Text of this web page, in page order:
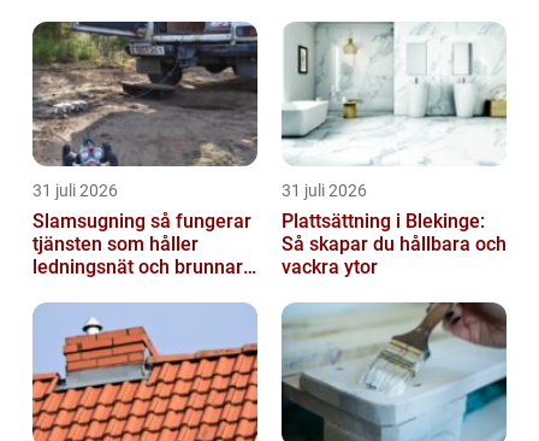
31 juli 2026
Slamsugning så fungerar
tjänsten som håller
ledningsnät och brunnar i
31 juli 2026
Plattsättning i Blekinge:
Så skapar du hållbara och
vackra ytor